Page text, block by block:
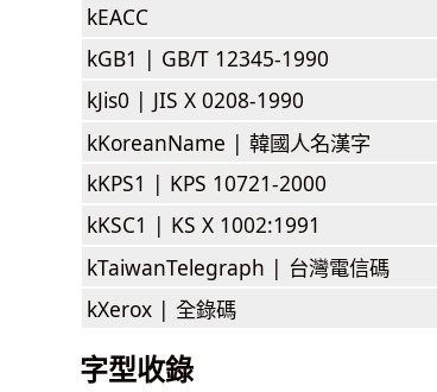
kEACC
kGB1 | GB/T 12345-1990
kJis0 | JIS X 0208-1990
kKoreanName | 韓國人名漢字
kKPS1 | KPS 10721-2000
kKSC1 | KS X 1002:1991
kTaiwanTelegraph | 台灣電信碼
kXerox | 全錄碼
字型收錄